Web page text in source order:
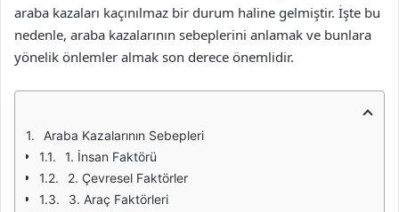
araba kazaları kaçınılmaz bir durum haline gelmiştir. İşte bu
nedenle, araba kazalarının sebeplerini anlamak ve bunlara
yönelik önlemler almak son derece önemlidir.
Araba Kazalarının Sebepleri
1. İnsan Faktörü
2. Çevresel Faktörler
3. Araç Faktörleri